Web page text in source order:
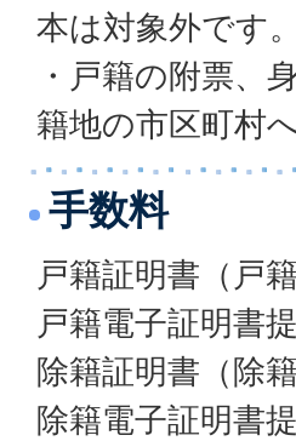
本は対象外です。
・戸籍の附票、
籍地の市区町村
手数料
戸籍証明書（戸
戸籍電子証明書
除籍証明書（除
除籍電子証明書